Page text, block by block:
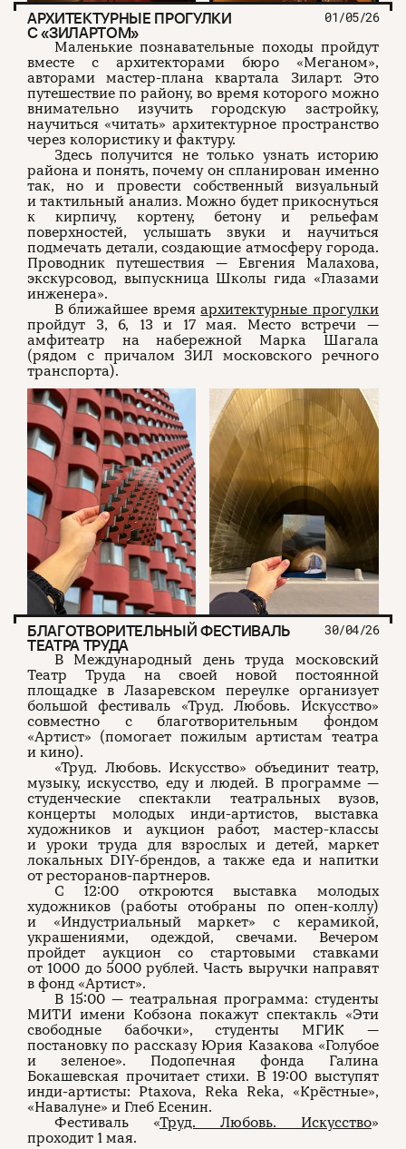
АРХИТЕКТУРНЫЕ ПРОГУЛКИ
С «ЗИЛАРТОМ»
01/05/26
Маленькие познавательные походы пройдут
вместе с архитекторами бюро «Меганом»,
авторами мастер-плана квартала Зиларт. Это
путешествие по району, во время которого можно
внимательно изучить городскую застройку,
научиться «читать» архитектурное пространство
через колористику и фактуру.
Здесь получится не только узнать историю
района и понять, почему он спланирован именно
так, но и провести собственный визуальный
и тактильный анализ. Можно будет прикоснуться
к кирпичу, кортену, бетону и рельефам
поверхностей, услышать звуки и научиться
подмечать детали, создающие атмосферу города.
Проводник путешествия — Евгения Малахова,
экскурсовод, выпускница Школы гида «Глазами
инженера».
В ближайшее времяархитектурные прогулки
пройдут 3, 6, 13 и 17 мая. Место встречи —
амфитеатр на набережной Марка Шагала
(рядом с причалом ЗИЛ московского речного
транспорта).
БЛАГОТВОРИТЕЛЬНЫЙ ФЕСТИВАЛЬ
ТЕАТРА ТРУДА
30/04/26
В Международный день труда московский
Театр Труда на своей новой постоянной
площадке в Лазаревском переулке организует
большой фестиваль «Труд. Любовь. Искусство»
совместно с благотворительным фондом
«Артист» (помогает пожилым артистам театра
и кино).
«Труд. Любовь. Искусство» объединит театр,
музыку, искусство, еду и людей. В программе —
студенческие спектакли театральных вузов,
концерты молодых инди-артистов, выставка
художников и аукцион работ, мастер-классы
и уроки труда для взрослых и детей, маркет
локальных DIY-брендов, а также еда и напитки
от ресторанов-партнеров.
С 12:00 откроются выставка молодых
художников (работы отобраны по опен-коллу)
и «Индустриальный маркет» с керамикой,
украшениями, одеждой, свечами. Вечером
пройдет аукцион со стартовыми ставками
от 1000 до 5000 рублей. Часть выручки направят
в фонд «Артист».
В 15:00 — театральная программа: студенты
МИТИ имени Кобзона покажут спектакль «Эти
свободные бабочки», студенты МГИК —
постановку по рассказу Юрия Казакова «Голубое
и зеленое». Подопечная фонда Галина
Бокашевская прочитает стихи. В 19:00 выступят
инди-артисты: Ptaxova, Reka Reka, «Крёстные»,
«Навалуне» и Глеб Есенин.
Фестиваль «Труд. Любовь. Искусство»
проходит 1 мая.